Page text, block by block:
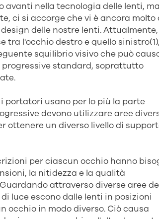
avanti nella tecnologia delle lenti, ma
ci si accorge che vi è ancora molto
delle nostre lenti. Attualmente,
tra l'occhio destro e quello
squilibrio visivo che può
standard, soprattutto
portatori usano per lo più la parte
devono utilizzare aree
ottenere un diverso livello di
per ciascun occhio hanno
la nitidezza e la qualità
attraverso diverse aree
luce escono dalle lenti in posizioni
occhio in modo diverso. Ciò causa